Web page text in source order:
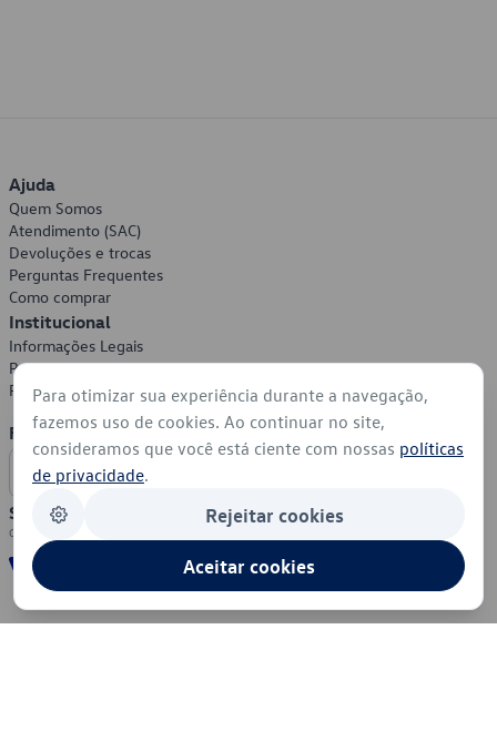
Ajuda
Quem Somos
Atendimento (SAC)
Devoluções e trocas
Perguntas Frequentes
Como comprar
Institucional
Informações Legais
Política de Privacidade
Política de Cookies
Formas de Pagamento
Segurança
Para otimizar sua experiência durante a navegação,
fazemos uso de cookies. Ao continuar no site,
consideramos que você está ciente com nossas políticas
de privacidade.
Rejeitar cookies
Aceitar cookies